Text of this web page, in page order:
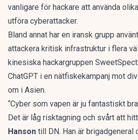
vanligare för hackare att använda
utföra cyberattacker.
Bland annat har en iransk grupp
attackera kritisk infrastruktur i flera
kinesiska hackargruppen
ChatGPT i en nätfiskekampanj mot
om i Asien.
“Cyber som vapen är ju fantastiskt
Det är låg risktagning och svårt att
Hanson till DN. Han är brigadgeneral